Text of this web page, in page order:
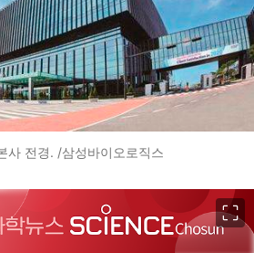
사 전경. /삼성바이오로직스